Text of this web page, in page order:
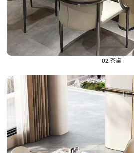
02 茶桌